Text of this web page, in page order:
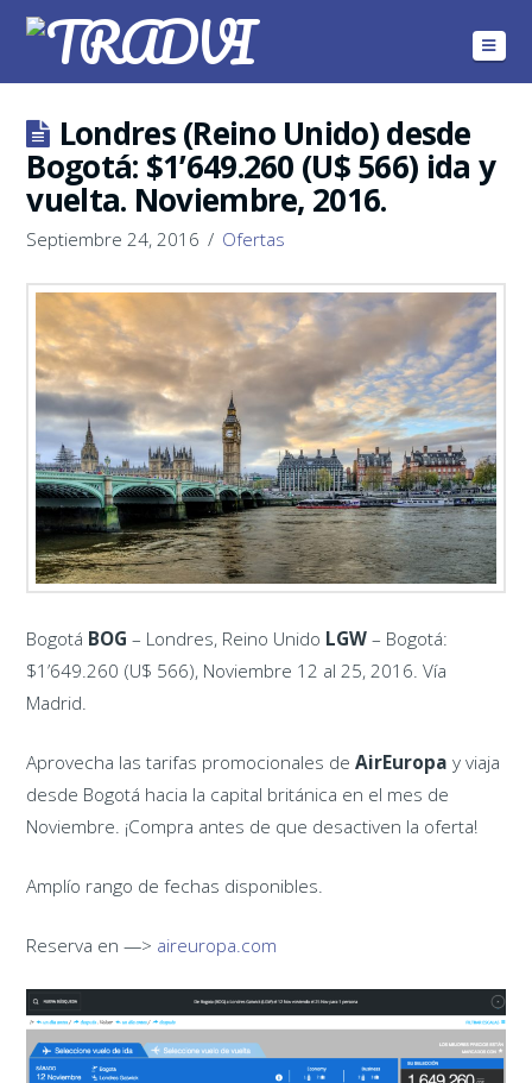
Londres (Reino Unido) desde
Bogotá: $1’649.260 (U$ 566) ida y
vuelta. Noviembre, 2016.
Septiembre 24, 2016 Ofertas
Bogotá BOG – Londres, Reino Unido LGW– Bogotá:
$1’649.260 (U$ 566), Noviembre 12 al 25, 2016. Vía
Madrid.
Aprovecha las tarifas promocionales deAirEuropa y viaja
desde Bogotá hacia la capital británica en el mes de
Noviembre. ¡Compra antes de que desactiven la oferta!
Amplío rango de fechas disponibles.
Reserva en —> aireuropa.com